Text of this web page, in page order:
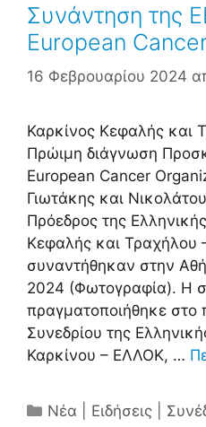
Συνάντηση της
European
16 Φεβρουαρίου 2024
Καρκίνος Κεφαλής και
Πρώιμη διάγνωση
European Cancer
Γιωτάκης και
Πρόεδρος της
Κεφαλής και Τραχήλου
συναντήθηκαν στην
2024 (Φωτογραφία). Η
πραγματοποιήθηκε στο
Συνεδρίου της
Καρκίνου – ΕΛΛΟΚ, …
Κατηγορίες
Νέα | Ειδήσεις |